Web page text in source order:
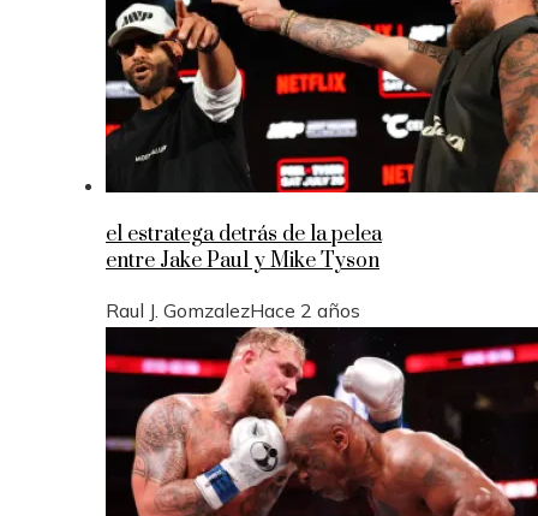
el estratega detrás de la pelea
entre Jake Paul y Mike Tyson
Raul J. GomzalezHace 2 años